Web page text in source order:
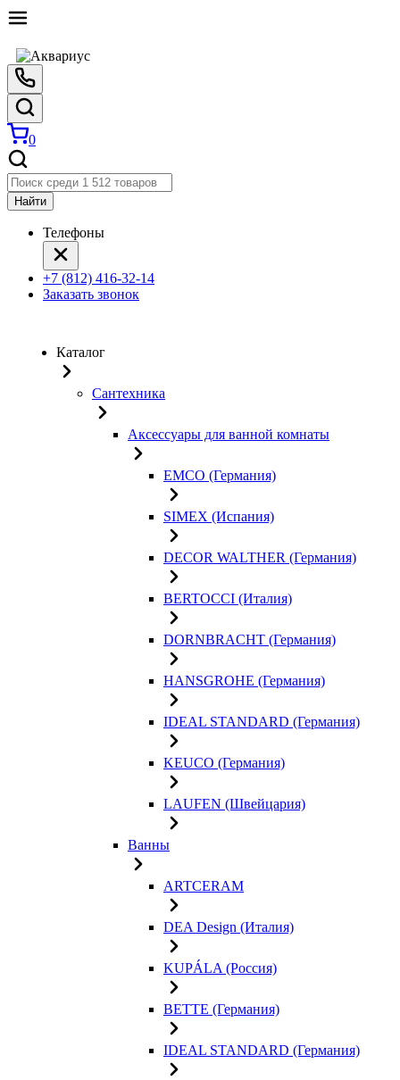
0
Найти
Телефоны
+7 (812) 416-32-14
Заказать звонок
Каталог
Сантехника
Аксессуары для ванной комнаты
EMCO (Германия)
SIMEX (Испания)
DECOR WALTHER (Германия)
BERTOCCI (Италия)
DORNBRACHT (Германия)
HANSGROHE (Германия)
IDEAL STANDARD (Германия)
KEUCO (Германия)
LAUFEN (Швейцария)
Ванны
ARTCERAM
DEA Design (Италия)
KUPÁLA (Россия)
BETTE (Германия)
IDEAL STANDARD (Германия)